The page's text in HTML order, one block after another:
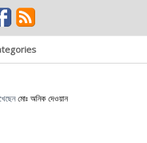
মোঃ অনিক দেওয়ান